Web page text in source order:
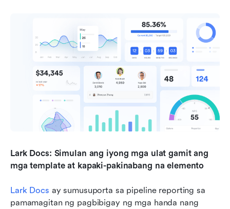
Lark Docs: Simulan ang iyong mga ulat gamit ang
mga template at kapaki-pakinabang na elemento
Lark Docs ay sumusuporta sa pipeline reporting sa
pamamagitan ng pagbibigay ng mga handa nang